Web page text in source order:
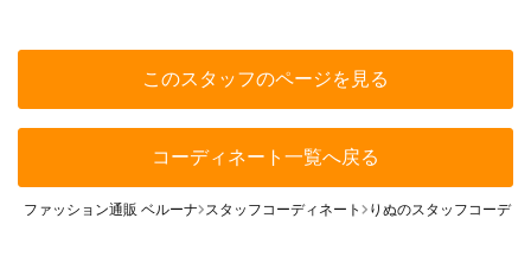
このスタッフのページを見る
コーディネート一覧へ戻る
ファッション通販 ベルーナ スタッフコーディネート りぬのスタッフコーディ